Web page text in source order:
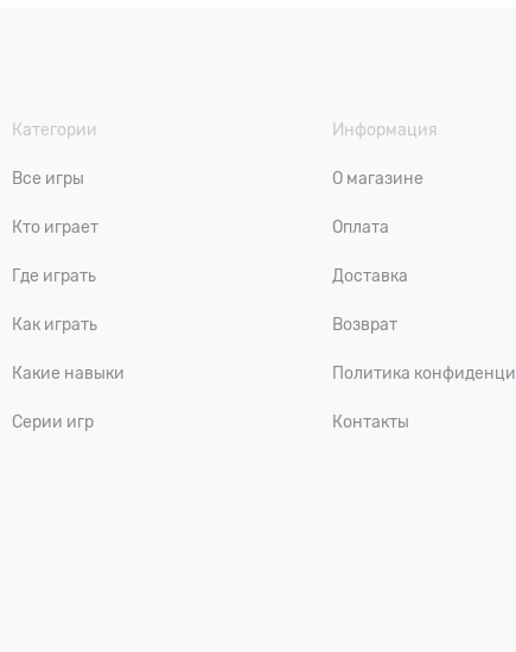
Категории
Все игры
Кто играет
Где играть
Как играть
Какие навыки
Серии игр
Информация
О магазине
Оплата
Доставка
Возврат
Политика
Контакты